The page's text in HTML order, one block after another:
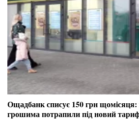
Ощадбанк списує 150 грн щомісяця:
грошима потрапили під новий